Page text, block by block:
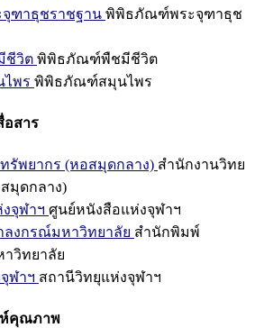
ฑาธุชราชฐาน พิพิธภัณฑ์พระจุฑาธุช
ชีวิต พิพิธภัณฑ์พืชมีชีวิต
พร พิพิธภัณฑ์สมุนไพร
อสาร
รัพยากร (หอสมุดกลาง) สำนักงานวิทย
มุดกลาง)
จุฬาฯ ศูนย์หนังสือแห่งจุฬาฯ
งกรณ์มหาวิทยาลัย สำนักพิมพ์
วิทยาลัย
ฬาฯ สถานีวิทยุแห่งจุฬาฯ
ห์คุณภาพ